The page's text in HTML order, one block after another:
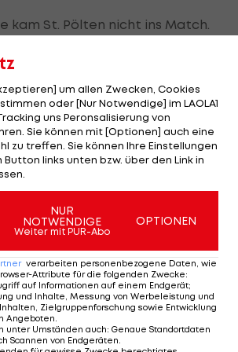
kam St. Pölten nicht ins Match.
in der Verteidigung. Ellen
gleich zwei Mal aus
(46./49.).
wurde das Spiel des
druckvoller. So
(64.), ein Schuss von Mateja
noch von Hammarby-
abgeblockt (73.).
Schlüter und die
Tea Krznaric gemeinsam gegen
Krznaric kratzte
von der Torlinie (77.). Kurz vor
um allen Zwecken, Cookies
oder [Nur Notwendige] im LAOLA1
uns Peronsalisierung von
Sie können mit [Optionen] auch eine
zu treffen. Sie können Ihre Einstellungen
links unten bzw. über den Link in
NUR
NOTWENDIGE
Weiter mit PUR-Abo
OPTIONEN
verarbeiten personenbezogene Daten, wie
Attribute für die folgenden Zwecke:
auf Informationen auf einem Endgerät;
und Inhalte, Messung von Werbeleistung und
Zielgruppenforschung sowie Entwicklung
Angeboten.
unter Umständen auch: Genaue Standortdaten
Scannen von Endgeräten.